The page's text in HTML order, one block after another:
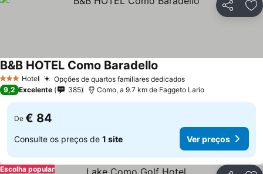
Partilhar
3 EstrelasHotel Opções de quartos familiares dedicados
B&B HOTEL Como Baradello
9,2 Excelente 385 Como, a 9.7 km de Faggeto Lario
De € 84
Consulte os preços de 1 site Ver preços
Escolha popular